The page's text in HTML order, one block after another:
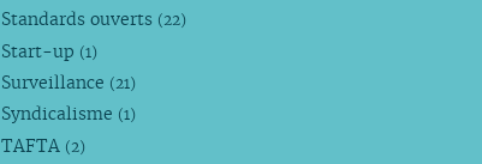
Standards ouverts (22)
Start-up (1)
Surveillance (21)
Syndicalisme (1)
TAFTA (2)